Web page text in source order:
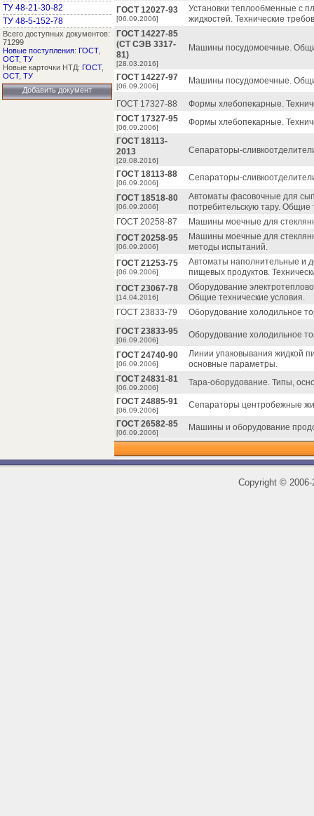
ТУ 48-21-30-82
ТУ 48-5-152-78
Всего доступных документов:
71299
Новые поступления: ГОСТ,
ОСТ, ТУ
Новые карточки НТД: ГОСТ,
ОСТ, ТУ
Добавить документ
ГОСТ 12027-93
[06.09.2006]
Установки теплообменные с
жидкостей. Технические
ГОСТ 14227-85
(СТ СЭВ 3317-
81)
[28.03.2016]
Машины посудомоечные.
ГОСТ 14227-97
[06.09.2006]
Машины посудомоечные.
ГОСТ 17327-88
Формы хлебопекарные.
ГОСТ 17327-95
[06.09.2006]
Формы хлебопекарные.
ГОСТ 18113-
2013
[29.08.2016]
Сепараторы-
ГОСТ 18113-88
[06.09.2006]
Сепараторы-
ГОСТ 18518-80
[06.09.2006]
Автоматы фасовочные для
потребительскую тару. Общие
ГОСТ 20258-87
Машины моечные для
ГОСТ 20258-95
[06.09.2006]
Машины моечные для
методы испытаний.
ГОСТ 21253-75
[06.09.2006]
Автоматы наполнительные и
пищевых продуктов.
ГОСТ 23067-78
[14.04.2016]
Оборудование
Общие технические условия.
ГОСТ 23833-79
Оборудование холодильное
ГОСТ 23833-95
[06.09.2006]
Оборудование холодильное
ГОСТ 24740-90
[06.09.2006]
Линии упаковывания жидкой
основные параметры.
ГОСТ 24831-81
[06.09.2006]
Тара-оборудование. Типы,
ГОСТ 24885-91
[06.09.2006]
Сепараторы центробежные
ГОСТ 26582-85
[06.09.2006]
Машины и оборудование
Copyright ©